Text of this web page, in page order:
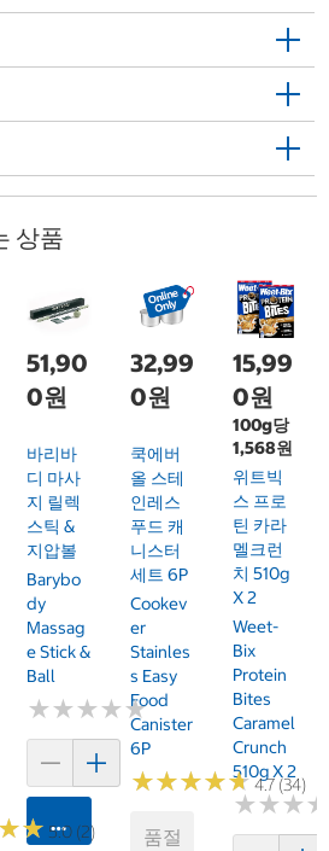
상품
★★
★★ 5.0 (2)
51,90
0원
바리바
디 마사
지 릴렉
스틱 &
지압볼
Barybo
Dy
Massag
E Stick &
Ball
★★★★★
★★★★★
카트에 담기
32,99
0원
쿡에버
올 스테
인레스
푸드 캐
니스터
세트 6P
Cookev
Er
Stainles
S Easy
Food
Canister
6P
★★★★★
★★★★★4.7 (34)
품절
15,99
0원
100g당
1,568원
위트빅
스 프로
틴 카라
멜크런
치 510g
X 2
Weet-
Bix
Protein
Bites
Caramel
Crunch
510g X 2
★★★
★★★